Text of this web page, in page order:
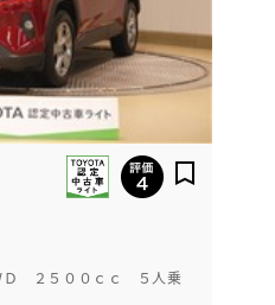
２５００ｃｃ ５人乗